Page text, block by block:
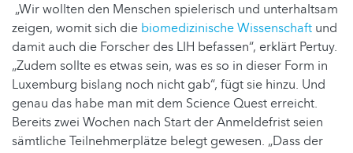
„Wir wollten den Menschen spielerisch und unterhaltsam
zeigen, womit sich die biomedizinische Wissenschaft und
damit auch die Forscher des LIH befassen“, erklärt Pertuy.
„Zudem sollte es etwas sein, was es so in dieser Form in
Luxemburg bislang noch nicht gab“, fügt sie hinzu. Und
genau das habe man mit dem Science Quest erreicht.
Bereits zwei Wochen nach Start der Anmeldefrist seien
sämtliche Teilnehmerplätze belegt gewesen. „Dass der